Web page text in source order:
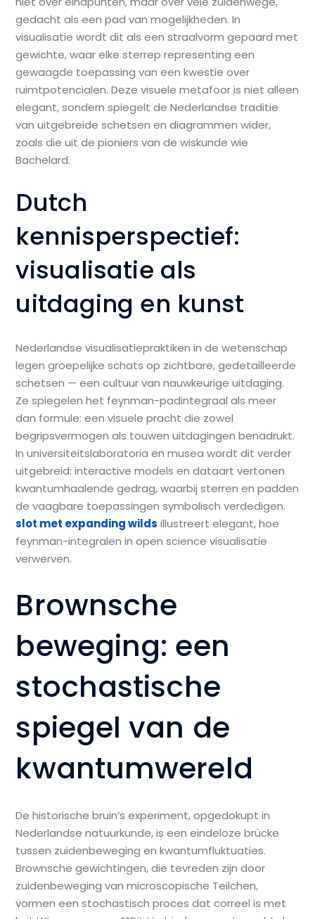
gedacht als een pad van mogelijkheden. In
visualisatie wordt dit als een straalvorm gepaard met
gewichte, waar elke sterrep representing een
gewaagde toepassing van een kwestie over
ruimtpotencialen. Deze visuele metafoor is niet alleen
elegant, sondern spiegelt de Nederlandse traditie
van uitgebreide schetsen en diagrammen wider,
zoals die uit de pioniers van de wiskunde wie
Bachelard.
Dutch
kennisperspectief:
visualisatie als
uitdaging en kunst
Nederlandse visualisatiepraktiken in de wetenschap
legen groepelijke schats op zichtbare, gedetailleerde
schetsen — een cultuur van nauwkeurige uitdaging.
Ze spiegelen het feynman-padintegraal als meer
dan formule: een visuele pracht die zowel
begripsvermogen als touwen uitdagingen benadrukt.
In universiteitslaboratoria en musea wordt dit verder
uitgebreid: interactive models en dataart vertonen
kwantumhaalende gedrag, waarbij sterren en padden
de vaagbare toepassingen symbolisch verdedigen.
slot met expanding wilds illustreert elegant, hoe
feynman-integralen in open science visualisatie
verwerven.
Brownsche
beweging: een
stochastische
spiegel van de
kwantumwereld
De historische bruin’s experiment, opgedokupt in
Nederlandse natuurkunde, is een eindeloze brücke
tussen zuidenbeweging en kwantumfluktuaties.
Brownsche gewichtingen, die tevreden zijn door
zuidenbeweging van microscopische Teilchen,
vormen een stochastisch proces dat correel is met